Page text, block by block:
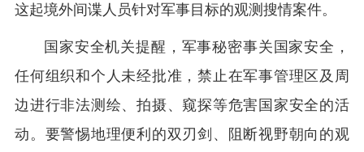
这起境外间谍人员针对军事目标的观测搜情案件。
国家安全机关提醒，军事秘密事关国家安全，
任何组织和个人未经批准，禁止在军事管理区及周
边进行非法测绘、拍摄、窥探等危害国家安全的活
动。要警惕地理便利的双刃剑、阻断视野朝向的观